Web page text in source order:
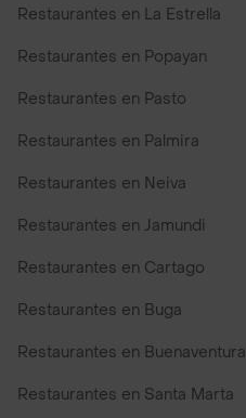
Restaurantes en La Estrella
Restaurantes en Popayan
Restaurantes en Pasto
Restaurantes en Palmira
Restaurantes en Neiva
Restaurantes en Jamundi
Restaurantes en Cartago
Restaurantes en Buga
Restaurantes en Buenaventura
Restaurantes en Santa Marta